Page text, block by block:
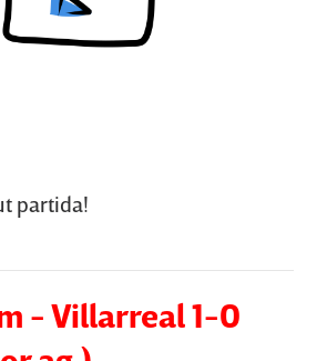
partida!
- Villarreal 1-0